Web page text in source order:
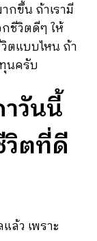
กขึ้น ถ้าเรามี
กชีวิตดีๆ ให้
ตแบบไหน ถ้า
นครับ
วันนี้
วิตที่ดี
ล้ว เพราะ